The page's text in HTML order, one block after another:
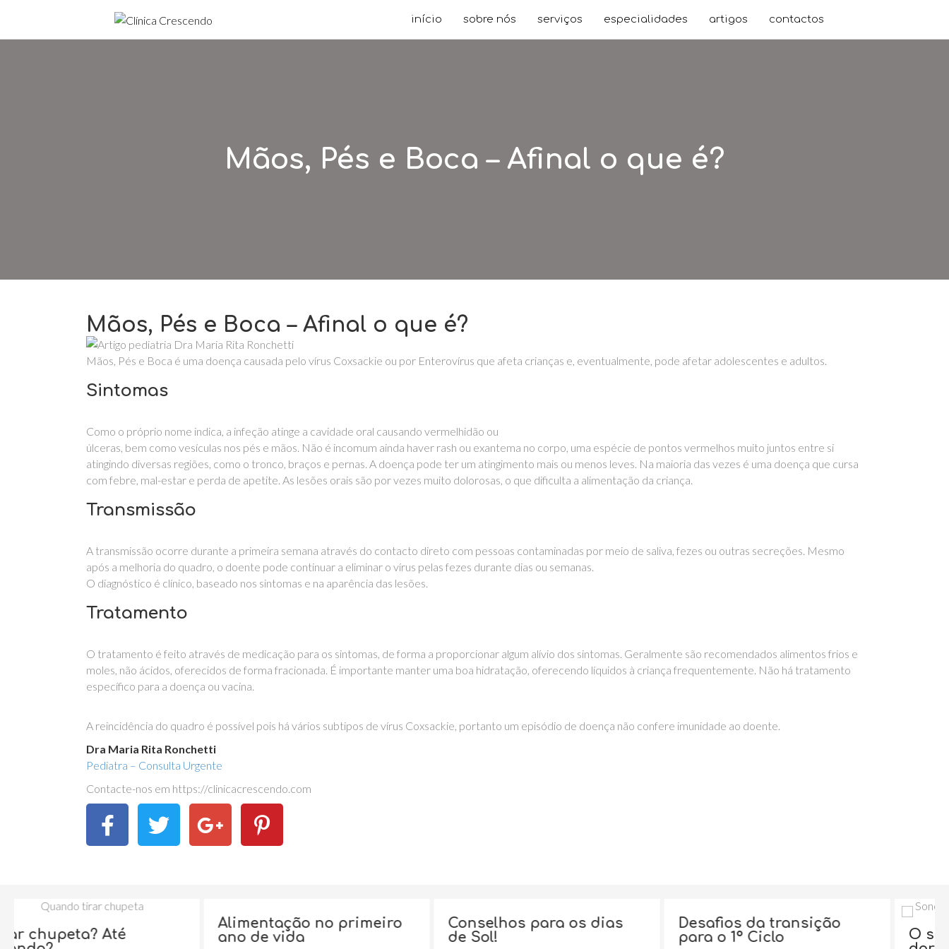
início sobre nós serviços especialidades artigos contactos
Mãos, Pés e Boca – Afinal o que é?
Mãos, Pés e Boca – Afinal o que é?
Mãos, Pés e Boca é uma doença causada pelo vírus Coxsackie ou por Enterovírus que afeta crianças e, eventualmente, pode afetar adolescentes e adultos.
Sintomas
Como o próprio nome indica, a infeção atinge a cavidade oral causando vermelhidão ou
úlceras, bem como vesículas nos pés e mãos. Não é incomum ainda haver rash ou exantema no corpo, uma espécie de pontos vermelhos muito juntos entre si
atingindo diversas regiões, como o tronco, braços e pernas. A doença pode ter um atingimento mais ou menos leves. Na maioria das vezes é uma doença que cursa
com febre, mal-estar e perda de apetite. As lesões orais são por vezes muito dolorosas, o que dificulta a alimentação da criança.
Transmissão
A transmissão ocorre durante a primeira semana através do contacto direto com pessoas contaminadas por meio de saliva, fezes ou outras secreções. Mesmo
após a melhoria do quadro, o doente pode continuar a eliminar o vírus pelas fezes durante dias ou semanas.
O diagnóstico é clínico, baseado nos sintomas e na aparência das lesões.
Tratamento
O tratamento é feito através de medicação para os sintomas, de forma a proporcionar algum alívio dos sintomas. Geralmente são recomendados alimentos frios e
moles, não ácidos, oferecidos de forma fracionada. É importante manter uma boa hidratação, oferecendo líquidos à criança frequentemente. Não há tratamento
específico para a doença ou vacina.
A reincidência do quadro é possível pois há vários subtipos de vírus Coxsackie, portanto um episódio de doença não confere imunidade ao doente.
Dra Maria Rita Ronchetti
Pediatra – Consulta Urgente
Contacte-nos em https://clinicacrescendo.com
Alimentação no primeiro
ano de vida
Conselhos para os dias
Desafios da transição
O sono da criança: